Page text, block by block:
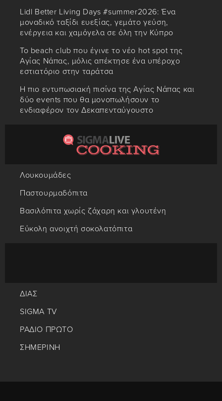
Lidl Better Living Days #summer2026: Ένα
μοναδικό ταξίδι ευεξίας, γεμάτο γεύση,
ενέργεια και χαμόγελα σε όλη την Κύπρο
Το beach club που έγινε το νέο hot spot της
Αγίας Νάπας, μόλις απέκτησε ένα υπέροχο
εστιατόριο στην ταράτσα
Η πιο εντυπωσιακή πισίνα της Αγίας Νάπας και
δύο events που θα μονοπωλήσουν το
ενδιαφέρον τον Δεκαπενταύγουστο
Λουκουμάδες
Παστουρμαδόπιτα
Βασιλόπιτα χωρίς ζάχαρη και γλουτένη
Εύκολη ανοιχτή σοκολατόπιτα
ΔΙΑΣ
SIGMA TV
ΡΑΔΙΟ ΠΡΩΤΟ
ΣΗΜΕΡΙΝΗ